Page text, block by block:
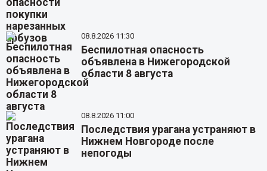
08.8.2026 11:30
Беспилотная опасность
объявлена в Нижегородской
области 8 августа
08.8.2026 11:00
Последствия урагана устраняют в
Нижнем Новгороде после
непогоды